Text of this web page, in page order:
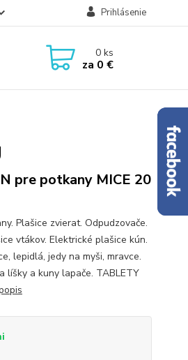
Prihlásenie
0ks
za 0 €
pre potkany MICE 20
Plašice zvierat. Odpudzovače.
vtákov. Elektrické plašice kún.
lepidlá, jedy na myši, mravce.
líšky a kuny lapače. TABLETY